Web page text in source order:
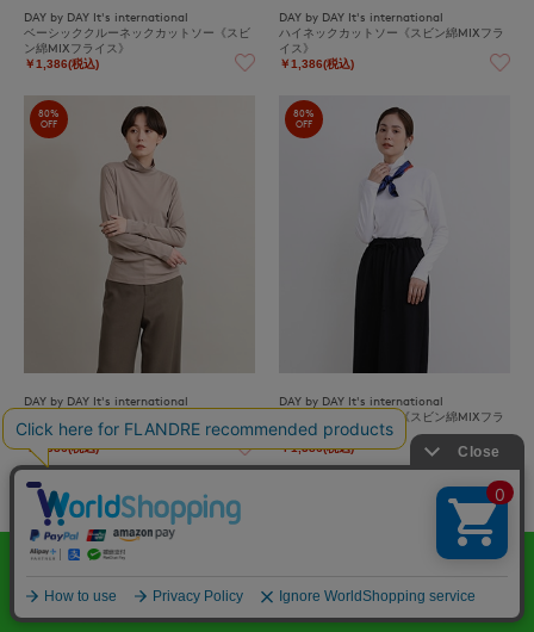
DAY by DAY It's international
ベーシッククルーネックカットソー《スビ
ン綿MIXフライス》
￥1,386(税込)
DAY by DAY It's international
ハイネックカットソー《スビン綿MIXフラ
イス》
￥1,386(税込)
80%
OFF
DAY by DAY It's international
イス》
￥1,386(税込)
80%
OFF
DAY by DAY It's international
ハイネックカットソー《スビン綿MIXフラ
イス》
￥1,386(税込)
80%
OFF